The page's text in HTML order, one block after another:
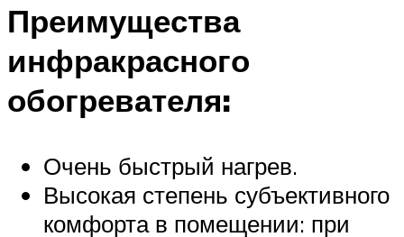
Преимущества
инфракрасного
обогревателя:
Очень быстрый нагрев.
Высокая степень субъективного
комфорта в помещении: при